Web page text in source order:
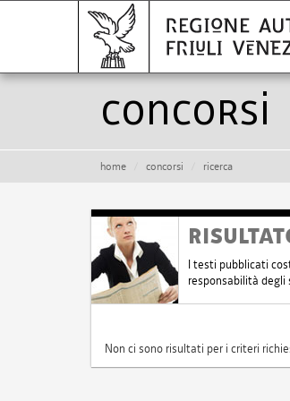
Concorsi
home concorsi ricerca
I testi pubblicati
responsabilità degli
Non ci sono risultati per i criteri